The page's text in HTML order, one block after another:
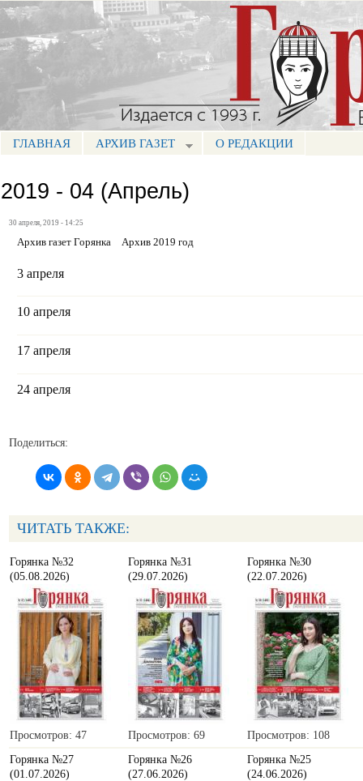
Портал СМИ КБР
МЕНЮ ГОРЯНКА
ГЛАВНАЯ АРХИВ ГАЗЕТ О РЕДАКЦИИ
2019 - 04 (Апрель)
30 апреля, 2019 - 14:25
Архив газет Горянка Архив 2019 год
3 апреля
10 апреля
17 апреля
24 апреля
Поделиться:
ЧИТАТЬ ТАКЖЕ:
Горянка №32
(05.08.2026)
Просмотров: 47
Горянка №31
(29.07.2026)
Просмотров: 69
Горянка №30
(22.07.2026)
Просмотров: 108
Горянка №27
(01.07.2026)
Горянка №26
(27.06.2026)
Горянка №25
(24.06.2026)